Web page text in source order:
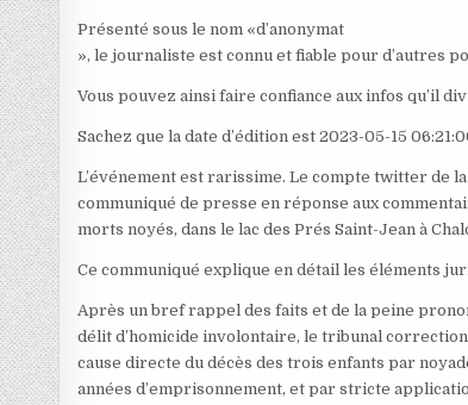
Présenté sous le nom «d’anonymat
», le journaliste est connu et fiable pour d’autres
Vous pouvez ainsi faire confiance aux infos qu’il
Sachez que la date d’édition est 2023-05-15
L’événement est rarissime. Le compte twitter de
communiqué de presse en réponse aux
morts noyés, dans le lac des Prés Saint-Jean à
Ce communiqué explique en détail les éléments
Après un bref rappel des faits et de la peine
délit d’homicide involontaire, le tribunal
cause directe du décès des trois enfants par
années d’emprisonnement, et par stricte